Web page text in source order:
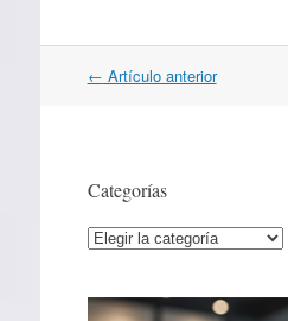
Navegación
← Artículo anterior
Categorías
Categorías